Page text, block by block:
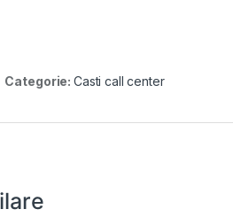
Categorie: Casti call center